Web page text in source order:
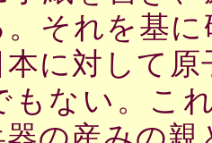
それを基
に対して
もない。こ